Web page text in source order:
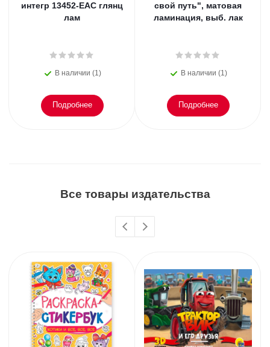
интегр 13452-EAC глянц
лам
В наличии (1)
Подробнее
свой путь", матовая
ламинация, выб. лак
В наличии (1)
Подробнее
Все товары издательства